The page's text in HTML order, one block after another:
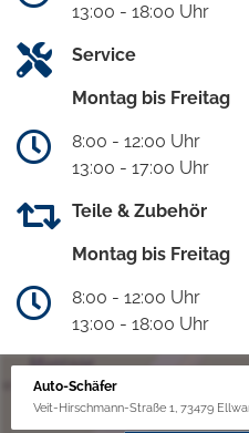
13:00 - 18:00 Uhr
Service
Montag bis Freitag
8:00 - 12:00 Uhr
13:00 - 17:00 Uhr
Teile & Zubehör
Montag bis Freitag
8:00 - 12:00 Uhr
13:00 - 18:00 Uhr
Auto-Schäfer
Veit-Hirschmann-Straße 1, 73479